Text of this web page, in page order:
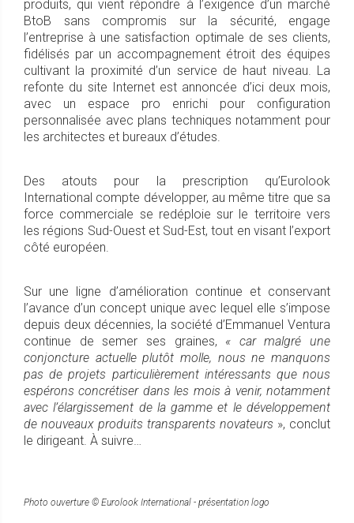
produits, qui vient répondre à l’exigence d’un marché
BtoB sans compromis sur la sécurité, engage
l’entreprise à une satisfaction optimale de ses clients,
fidélisés par un accompagnement étroit des équipes
cultivant la proximité d’un service de haut niveau. La
refonte du site Internet est annoncée d’ici deux mois,
avec un espace pro enrichi pour configuration
personnalisée avec plans techniques notamment pour
les architectes et bureaux d’études.
Des atouts pour la prescription qu’Eurolook
International compte développer, au même titre que sa
force commerciale se redéploie sur le territoire vers
les régions Sud-Ouest et Sud-Est, tout en visant l’export
côté européen.
Sur une ligne d’amélioration continue et conservant
l’avance d’un concept unique avec lequel elle s’impose
depuis deux décennies, la société d’Emmanuel Ventura
continue de semer ses graines, « car malgré une
conjoncture actuelle plutôt molle, nous ne manquons
pas de projets particulièrement intéressants que nous
espérons concrétiser dans les mois à venir, notamment
avec l’élargissement de la gamme et le développement
de nouveaux produits transparents novateurs », conclut
le dirigeant. À suivre…
Photo ouverture © Eurolook International - présentation logo